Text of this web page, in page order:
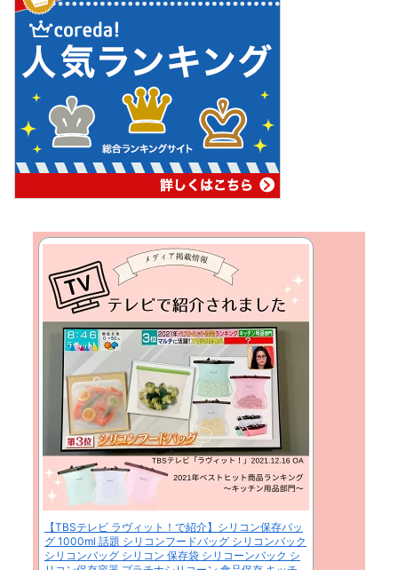
【TBSテレビ ラヴィット！で紹介】シリコン保存バッ
グ 1000ml 話題 シリコンフードバッグ シリコンバック
シリコンバッグ シリコン 保存袋 シリコーンバック シ